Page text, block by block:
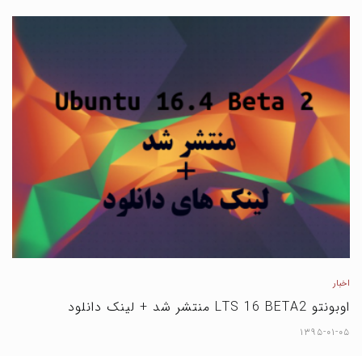
اخبار
اوبونتو LTS 16 BETA2 منتشر شد + لینک دانلود
۱۳۹۵-۰۱-۰۵